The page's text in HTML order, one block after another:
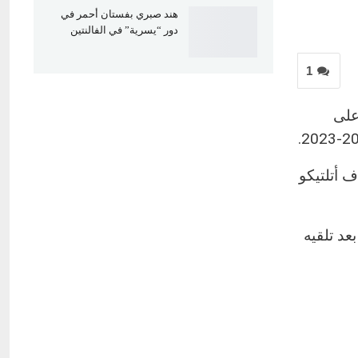
1
بينما سجل هدف أتلتيكو
بعد تلقيه
هند صبري بفستان أحمر في
دور “يسرية” في الفالنتين